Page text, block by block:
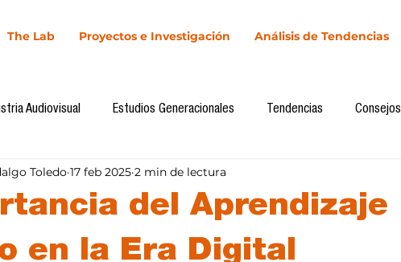
The Lab Proyectos e Investigación Análisis de Tendencias
Audiovisual Estudios Generacionales Tendencias Consejos
Cultura Digital Comunicación y Sociedad
Investigación H&NhCL CICA/Sintaxis
del Aprendizaje
en la Era Digital
Toledo 17 feb 2025 2 min de lectura